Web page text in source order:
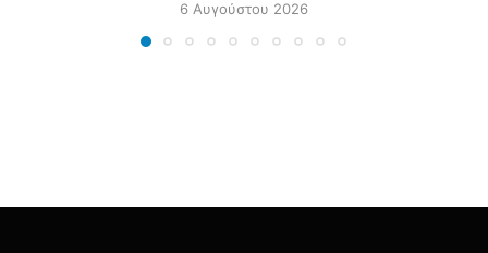
6 Αυγούστου 2026